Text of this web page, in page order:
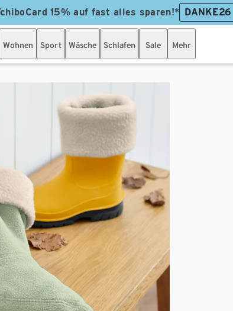
15% auf fast alles sparen!* DANKE26
Wohnen Sport Wäsche Schlafen Sale Mehr